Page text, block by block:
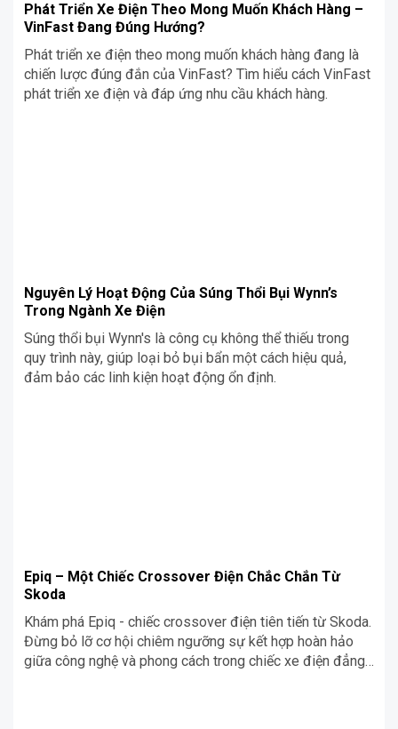
Phát Triển Xe Điện Theo Mong Muốn Khách Hàng –
VinFast Đang Đúng Hướng?
Phát triển xe điện theo mong muốn khách hàng đang là
chiến lược đúng đắn của VinFast? Tìm hiểu cách VinFast
phát triển xe điện và đáp ứng nhu cầu khách hàng.
Nguyên Lý Hoạt Động Của Súng Thổi Bụi Wynn’s
Trong Ngành Xe Điện
Súng thổi bụi Wynn's là công cụ không thể thiếu trong
quy trình này, giúp loại bỏ bụi bẩn một cách hiệu quả,
đảm bảo các linh kiện hoạt động ổn định.
Epiq – Một Chiếc Crossover Điện Chắc Chắn Từ
Skoda
Khám phá Epiq - chiếc crossover điện tiên tiến từ Skoda.
Đừng bỏ lỡ cơ hội chiêm ngưỡng sự kết hợp hoàn hảo
giữa công nghệ và phong cách trong chiếc xe điện đẳng